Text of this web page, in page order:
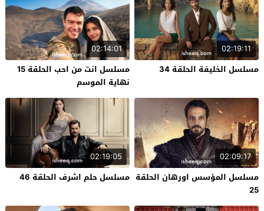
02:19:11
مسلسل الخليفة الحلقة 34
02:14:01
مسلسل انت من احب الحلقة 15
نهاية الموسم
02:09:17
مسلسل المؤسس اورهان الحلقة
25
02:19:05
مسلسل حلم اشرف الحلقة 46